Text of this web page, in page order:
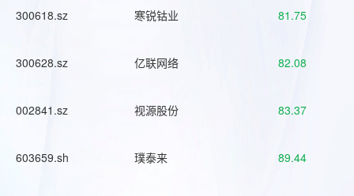
300618.sz 寒锐钴业 81.75
300628.sz 亿联网络 82.08
002841.sz 视源股份 83.37
603659.sh 璞泰来 89.44